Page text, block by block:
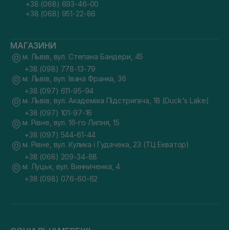
+38 (068) 693-46-00
+38 (068) 951-22-86
МАГАЗИНИ
м. Львів, вул. Степана Бандери, 45
+38 (098) 778-13-79
м. Львів, вул. Івана Франка, 36
+38 (097) 611-95-94
м. Львів, вул. Академіка Підстригача, 1В (Duck's Lake)
+38 (097) 101-97-16
м. Рівне, вул. 16-го Липня, 15
+38 (097) 544-61-44
м. Рівне, вул. Кулика і Гудачека, 23 (ТЦ Екватор)
+38 (068) 209-34-88
м. Луцьк, вул. Винниченка, 4
+38 (098) 076-60-62